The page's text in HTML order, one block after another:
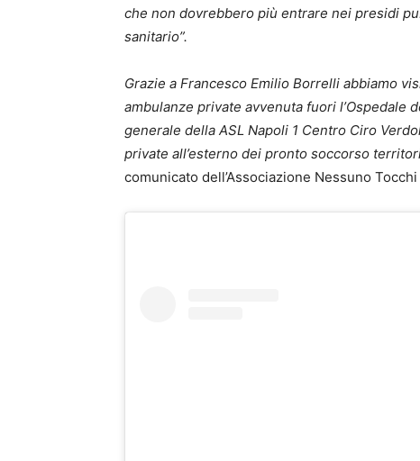
che non dovrebbero più entrare nei presidi
sanitario”.
Grazie a Francesco Emilio Borrelli abbiamo
ambulanze private avvenuta fuori l’Ospedale
generale della ASL Napoli 1 Centro Ciro
private all’esterno dei pronto soccorso
comunicato dell’Associazione Nessuno